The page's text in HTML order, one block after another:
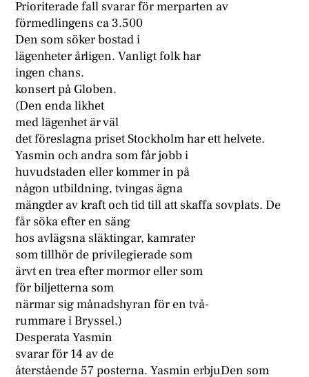
Prioriterade fall svarar för merparten av
förmedlingens ca 3.500
Den som söker bostad i
lägenheter årligen. Vanligt folk har
ingen chans.
konsert på Globen.
(Den enda likhet
med lägenhet är väl
det föreslagna priset Stockholm har ett helvete.
Yasmin och andra som får jobb i
huvudstaden eller kommer in på
någon utbildning, tvingas ägna
mängder av kraft och tid till att skaffa sovplats. De
får söka efter en säng
hos avlägsna släktingar, kamrater
som tillhör de privilegierade som
ärvt en trea efter mormor eller som
för biljetterna som
närmar sig månadshyran för en två-
rummare i Bryssel.)
Desperata Yasmin
svarar för 14 av de
återstående 57 posterna. Yasmin erbjuDen som